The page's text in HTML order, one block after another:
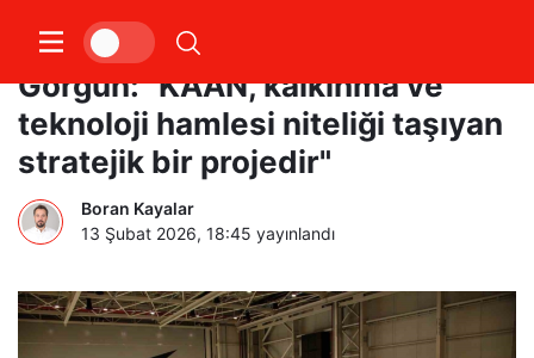
Savunma Sanayii Başkanı
Görgün: "KAAN, kalkınma ve
teknoloji hamlesi niteliği taşıyan
stratejik bir projedir"
Boran Kayalar
13 Şubat 2026, 18:45 yayınlandı